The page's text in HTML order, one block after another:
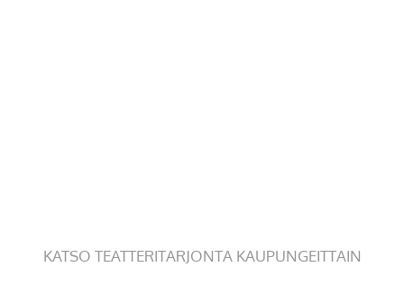
KATSO TEATTERITARJONTA KAUPUNGEITTAIN